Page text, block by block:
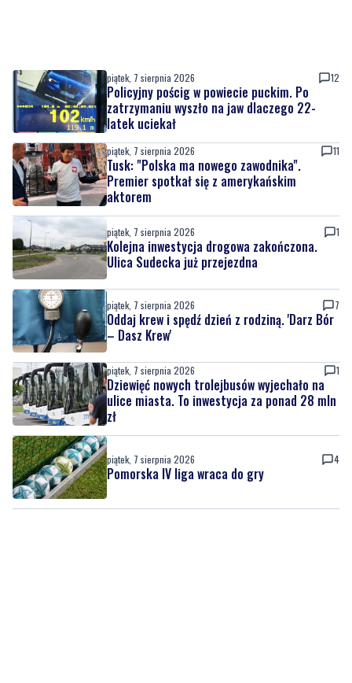
piątek, 7 sierpnia 2026
Tusk: "Polska ma nowego zawodnika".
Premier spotkał się z amerykańskim
aktorem
piątek, 7 sierpnia 2026
Kolejna inwestycja drogowa zakończona.
Ulica Sudecka już przejezdna
piątek, 7 sierpnia 2026
Oddaj krew i spędź dzień z rodziną. 'Darz Bór
piątek, 7 sierpnia 2026 1
Dziewięć nowych trolejbusów wyjechało na
ulice miasta. To inwestycja za ponad 28 mln
zł
piątek, 7 sierpnia 2026 4
Pomorska IV liga wraca do gry